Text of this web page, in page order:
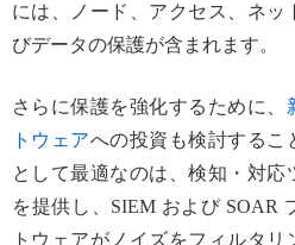
には、ノード、アクセス、ネッ
びデータの保護が含まれます。
さらに保護を強化するために、
トウェアへの投資も検討するこ
として最適なのは、検知・対
を提供し、SIEM および SOAR
トウェアがノイズをフィルタ